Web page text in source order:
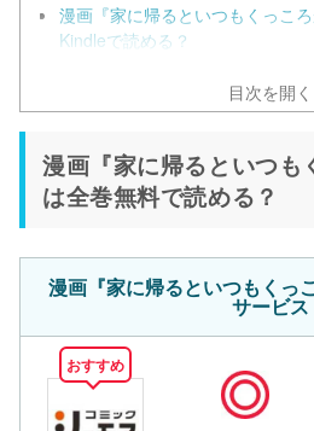
漫画『家に帰るといつもくっこ
Kindleで読める？
目次を開く
漫画『家に帰るといつも
は全巻無料で読める？
漫画『家に帰るといつもくっ
サービス
おすすめ